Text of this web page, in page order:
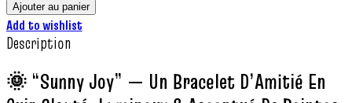
Ajouter au panier
Add to wishlist
Description
🌞 “Sunny Joy” — Un Bracelet D’Amitié En